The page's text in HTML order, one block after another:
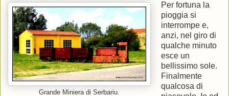
Grande Miniera di Serbariu.
Per fortuna la
pioggia si
interrompe e,
anzi, nel giro di
qualche minuto
esce un
bellissimo sole.
Finalmente
qualcosa di